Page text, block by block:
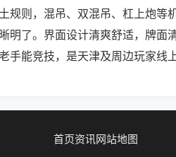
规则，混吊、双混吊、杠上炮等
明了。界面设计清爽舒适，牌面
手能竞技，是天津及周边玩家线
首页资讯网站地图